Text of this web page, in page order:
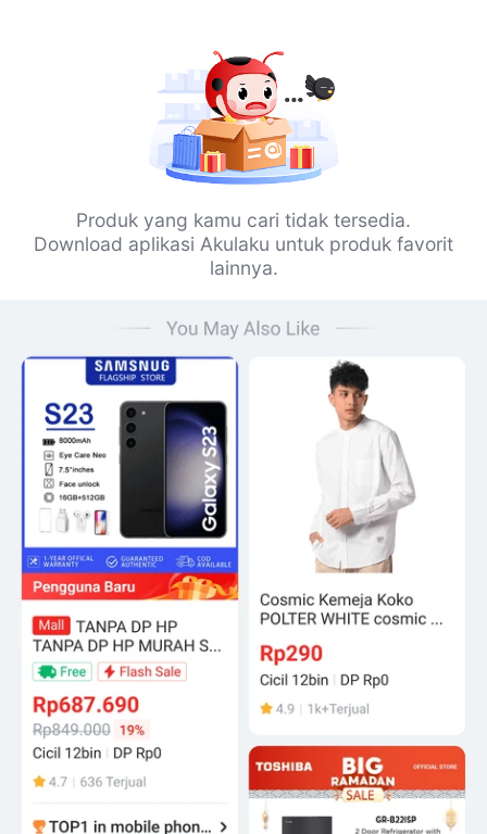
Produk yang kamu cari tidak tersedia.
Download aplikasi Akulaku untuk produk favorit
lainnya.